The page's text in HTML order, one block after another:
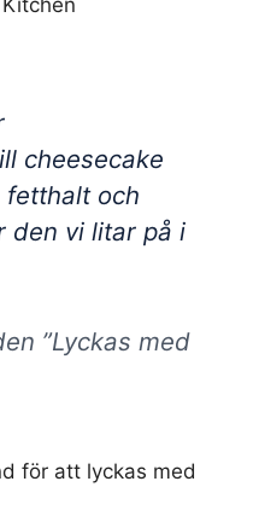
cheesecake
fetthalt och
den vi litar på i
”Lyckas med
för att lyckas med